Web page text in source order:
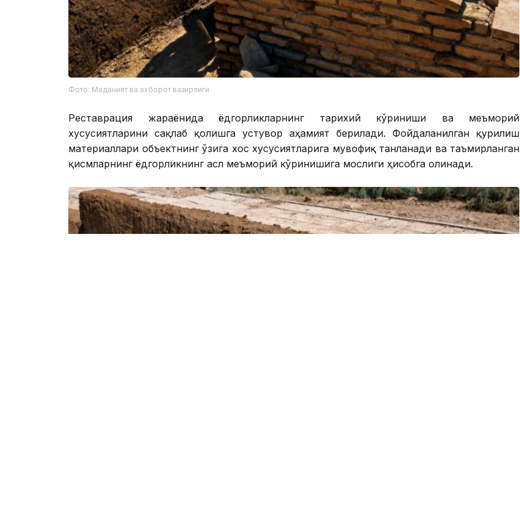
Фото: Маданият ва ахборот вазирлиги
Реставрация жараёнида ёдгорликларнинг тарихий кўриниши ва меъморий
хусусиятларини сақлаб қолишга устувор аҳамият берилади. Фойдаланилган қурилиш
материаллари объектнинг ўзига хос хусусиятларига мувофиқ танланади ва таъмирланган
қисмларнинг ёдгорликнинг асл меъморий кўринишига мослиги ҳисобга олинади.